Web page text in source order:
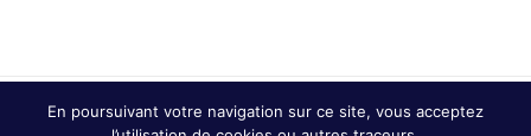
© Copyright2026 | Ville de Châtel-Guyon | Mentions
En poursuivant votre navigation sur ce site, vous acceptez